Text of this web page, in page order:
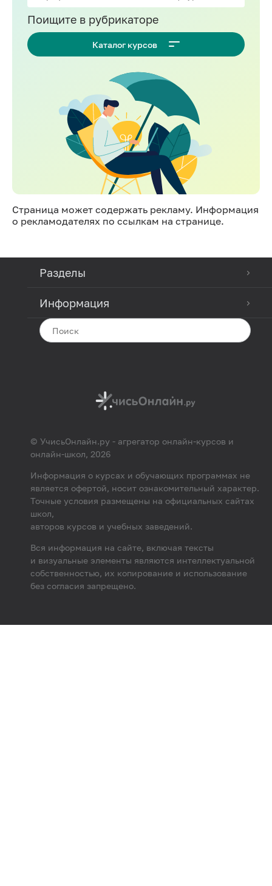
Поищите в рубрикаторе
Каталог курсов
Страница может содержать рекламу. Информация
о рекламодателях по ссылкам на странице.
Разделы
Информация
© УчисьОнлайн.ру - агрегатор онлайн-курсов и
онлайн-школ, 2026
Информация о курсах и обучающих программах не
является офертой, носит ознакомительный характер.
Точные условия размещены на официальных сайтах
школ,
авторов курсов и учебных заведений.
Вся информация на сайте, включая тексты
и визуальные элементы являются интеллектуальной
собственностью, их копирование и использование
без согласия запрещено.